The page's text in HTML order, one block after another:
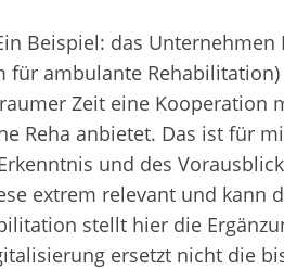
Beispiel: das
für ambulante
Zeit eine Kooperation
Reha anbietet. Das ist für
und des
extrem relevant und kann
stellt hier die
ersetzt nicht die